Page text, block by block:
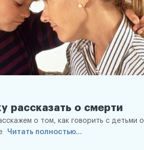
рассказать о смерти
о том, как говорить с детьми о
Читать полностью...